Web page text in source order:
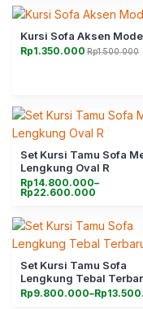
Kursi Sofa Aksen
Rp1.500.000
Harga
Rp1.350.000
Harga
Set Kursi Tamu Sofa
Lengkung Oval R
Rp14.800.000–
Rp22.600.000
Rentang
harga:
Rp14.800.000
Rp22.600.000
Set Kursi Tamu Sofa
Lengkung Tebal
Rp9.800.000–Rp
Rentang
harga: